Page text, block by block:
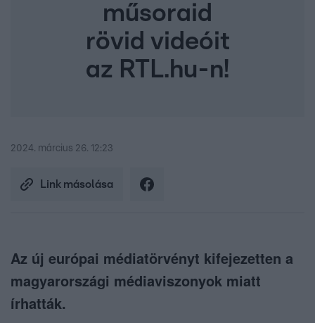
műsoraid
rövid videóit
az RTL.hu-n!
2024. március 26. 12:23
Link másolása
Az új európai médiatörvényt kifejezetten a
magyarországi médiaviszonyok miatt
írhatták.